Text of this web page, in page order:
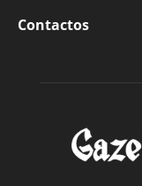
Contactos